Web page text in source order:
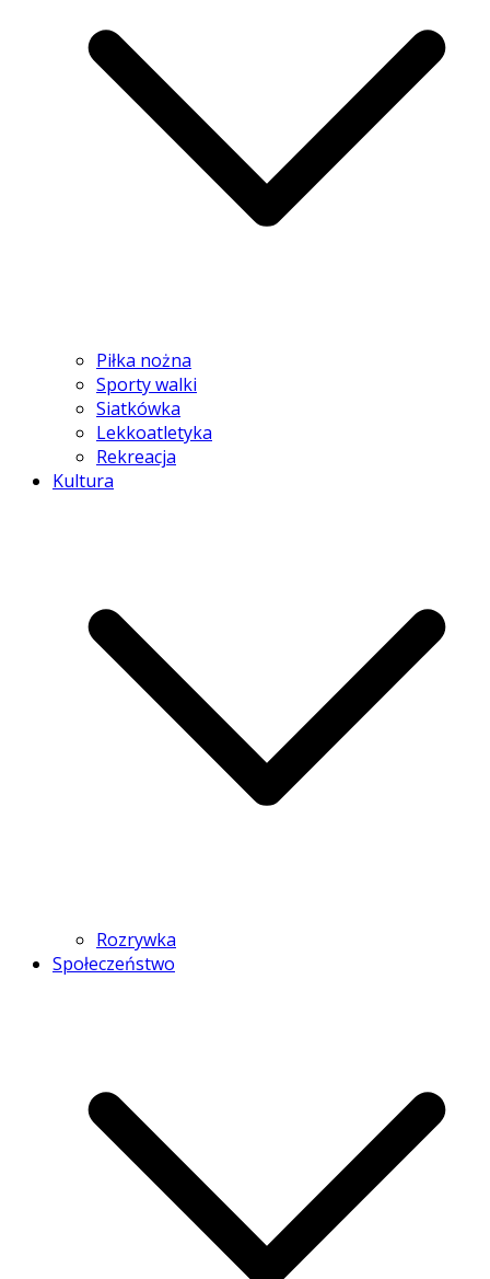
Piłka nożna
Sporty walki
Siatkówka
Lekkoatletyka
Rekreacja
Kultura
Rozrywka
Społeczeństwo